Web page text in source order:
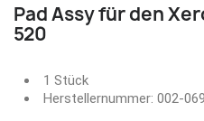
Pad Assy für den
520
1 Stück
Herstellernummer: 002-